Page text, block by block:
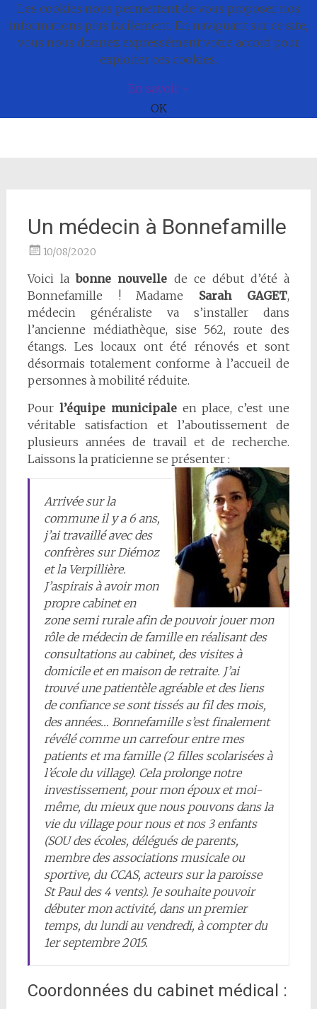
Commune de
Bonnefamille
Un médecin à Bonnefamille
10/08/2020
Voici labonne nouvelle de ce début d’été à
Bonnefamille ! Madame Sarah GAGET,
médecin généraliste va s’installer dans
l’ancienne médiathèque, sise 562, route des
étangs. Les locaux ont été rénovés et sont
désormais totalement conforme à l’accueil de
personnes à mobilité réduite.
Pourl’équipe municipaleen place, c’est une
véritable satisfaction et l’aboutissement de
plusieurs années de travail et de recherche.
Laissons la praticienne se présenter :
Arrivée sur la
commune il y a 6 ans,
j’ai travaillé avec des
confrères sur Diémoz
et la Verpillière.
J’aspirais à avoir mon
propre cabinet en
zone semi rurale afin de pouvoir jouer mon
rôle de médecin de famille en réalisant des
consultations au cabinet, des visites à
domicile et en maison de retraite. J’ai
trouvé une patientèle agréable et des liens
de confiance se sont tissés au fil des mois,
des années… Bonnefamille s’est finalement
révélé comme un carrefour entre mes
patients et ma famille (2 filles scolarisées à
l’école du village). Cela prolonge notre
investissement, pour mon époux et moi-
même, du mieux que nous pouvons dans la
vie du village pour nous et nos 3 enfants
(SOU des écoles, délégués de parents,
membre des associations musicale ou
sportive, du CCAS, acteurs sur la paroisse
St Paul des 4 vents). Je souhaite pouvoir
débuter mon activité, dans un premier
temps, du lundi au vendredi, à compter du
1er septembre 2015.
Coordonnées du cabinet médical :
Les cookies nous permettent de vous proposer nos
informations plus facilement. En naviguant sur ce site,
vous nous donnez expressément votre accord pour
exploiter ces cookies.
En savoir +
OK